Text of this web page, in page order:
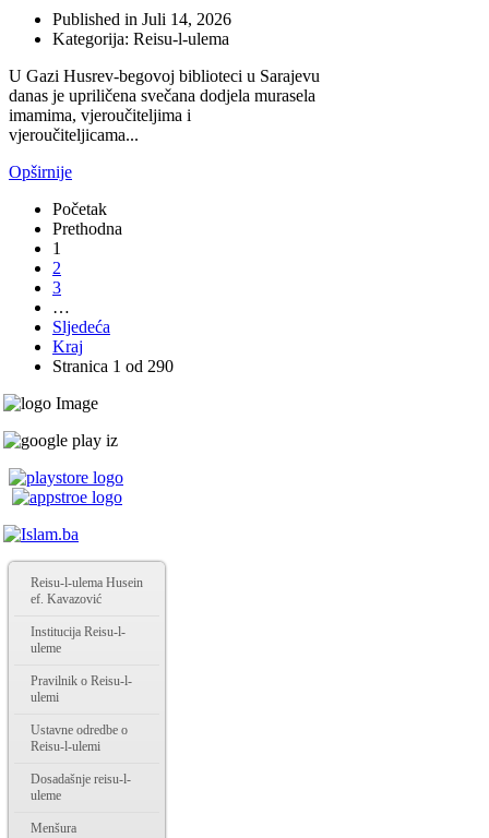
Published in Juli 14, 2026
Kategorija: Reisu-l-ulema
U Gazi Husrev-begovoj biblioteci u Sarajevu
danas je upriličena svečana dodjela murasela
imamima, vjeroučiteljima i
vjeroučiteljicama...
Opširnije
Početak
Prethodna
1
2
3
…
Sljedeća
Kraj
Stranica 1 od 290
Reisu-l-ulema Husein
ef. Kavazović
Institucija Reisu-l-
uleme
Pravilnik o Reisu-l-
ulemi
Ustavne odredbe o
Reisu-l-ulemi
Dosadašnje reisu-l-
uleme
Menšura